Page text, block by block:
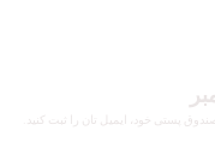
پستی خود، ایمیل تان را ثبت کنید.